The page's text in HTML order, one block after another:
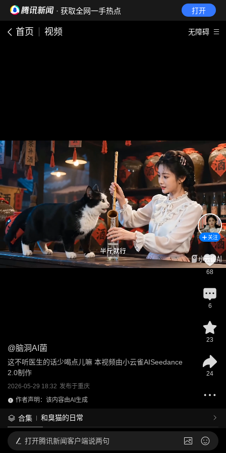
· 获取全网一手热点 打开
首页 视频 无障碍
@脑洞AI菌
这不听医生的话少喝点儿嘛 本视频由小云雀AISeedance
2.0制作
2026-05-29 18:32 发布于重庆
作者声明：该内容由AI生成
合集 和臭猫的日常
关注
68
6
23
24
打开腾讯新闻客户端说两句